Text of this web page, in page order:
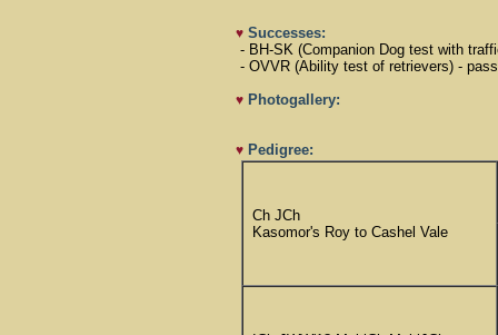
♥ Successes:
- BH-SK (Companion Dog test with
- OVVR (Ability test of retrievers) -
♥ Photogallery:
♥ Pedigree:
Ch JCh
Kasomor's Roy to Cashel Vale